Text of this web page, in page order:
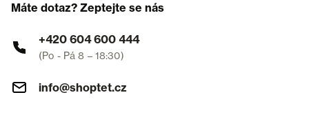
Máte dotaz? Zeptejte se nás
+420 604 600 444
(Po - Pá 8 – 18:30)
info@shoptet.cz